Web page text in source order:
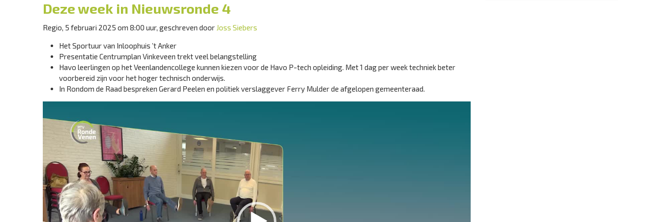
Deze week in Nieuwsronde 4
Regio, 5 februari 2025 om 8:00 uur, geschreven door Joss Siebers
Het Sportuur van Inloophuis ’t Anker
Presentatie Centrumplan Vinkeveen trekt veel belangstelling
Havo leerlingen op het Veenlandencollege kunnen kiezen voor de Havo P-tech opleiding. Met 1 dag per week techniek beter
voorbereid zijn voor het hoger technisch onderwijs.
In Rondom de Raad bespreken Gerard Peelen en politiek verslaggever Ferry Mulder de afgelopen gemeenteraad.